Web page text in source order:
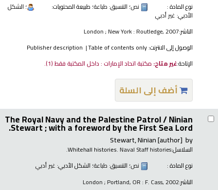
نوع المادة :
نص؛ التنسيق: طباعة؛ طبيعة المحتويات: ؛ الشكل
الأدبي: غير أدبي
الناشر:London ; New York : Routledge, 2007
الوصول إلى الانترنت:Table of contents only
Publisher description
الإتاحة:غير متاح: مكتبة اتحاد الإمارات : داخل المكتبة فقط(1).
أضف إلى السلة
The Royal Navy and the Palestine Patrol /Ninian
Stewart ; with a foreword by the First Sea Lord.
by
Stewart, Ninian[author]
السلاسل: Whitehall histories. Naval Staff histories.
نوع المادة :
نص؛ التنسيق: طباعة؛ الشكل الأدبي: غير أدبي
الناشر:London ; Portland, OR : F. Cass, 2002